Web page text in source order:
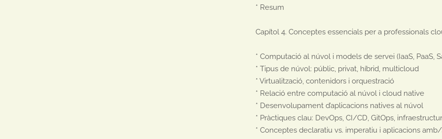
* Resum
Capítol 4. Conceptes essencials per a professionals
* Computació al núvol i models de servei (IaaS, PaaS,
* Tipus de núvol: públic, privat, híbrid, multicloud
* Virtualització, contenidors i orquestració
* Relació entre computació al núvol i cloud native
* Desenvolupament d’aplicacions natives al núvol
* Pràctiques clau: DevOps, CI/CD, GitOps,
* Conceptes declaratiu vs. imperatiu i aplicacions